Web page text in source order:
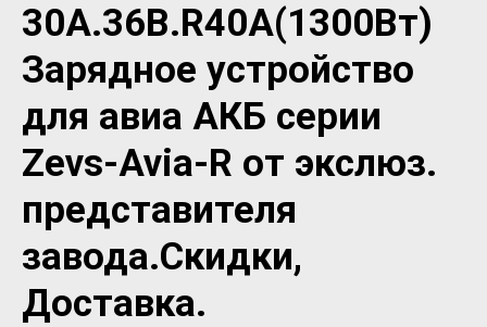
30А.36В.R40А(1300Вт)
Зарядное устройство
для авиа АКБ серии
Zevs-Avia-R от экслюз.
представителя
завода.Скидки,
Доставка.